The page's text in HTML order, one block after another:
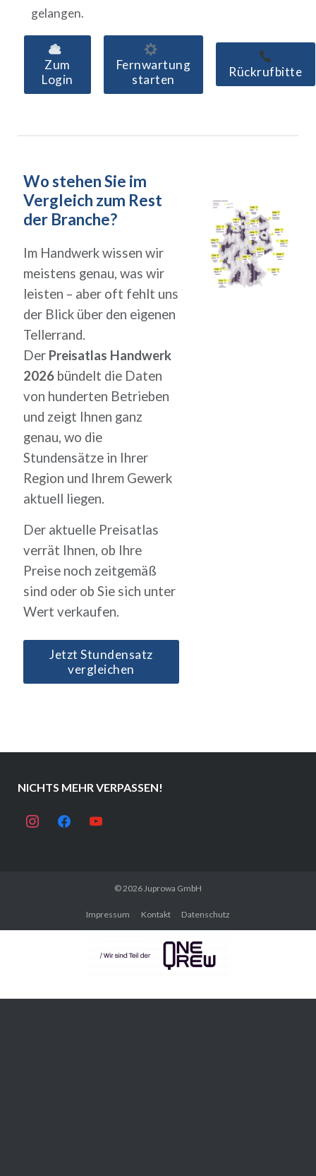
gelangen.
Zum
Login
Fernwartung
starten
Rückrufbitte
Wo stehen Sie im
Vergleich zum Rest
der Branche?
Im Handwerk wissen wir
meistens genau, was wir
leisten – aber oft fehlt uns
der Blick über den eigenen
Tellerrand.
Der Preisatlas Handwerk
2026bündelt die Daten
von hunderten Betrieben
und zeigt Ihnen ganz
genau, wo die
Stundensätze in Ihrer
Region und Ihrem Gewerk
aktuell liegen.
Der aktuelle Preisatlas
verrät Ihnen, ob Ihre
Preise noch zeitgemäß
sind oder ob Sie sich unter
Wert verkaufen.
Jetzt Stundensatz
vergleichen
NICHTS MEHR VERPASSEN!
instagramfacebookyoutube
© 2026 Juprowa GmbH
Impressum Kontakt Datenschutz